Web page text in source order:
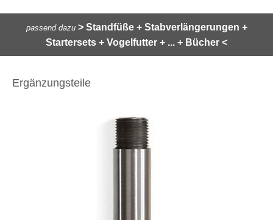
passend dazu > Standfüße + Stabverlängerungen +
Startersets + Vogelfutter + ... + Bücher <
Ergänzungsteile